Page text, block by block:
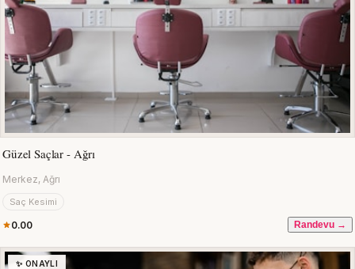
Güzel Saçlar - Ağrı
Merkez, Ağrı
Saç Kesimi
0.00 Randevu →
✨ ONAYLI